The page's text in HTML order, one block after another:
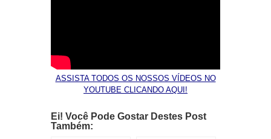
ASSISTA TODOS OS NOSSOS VÍDEOS NO
YOUTUBE CLICANDO AQUI!
Ei! Você Pode Gostar Destes Post
Também: